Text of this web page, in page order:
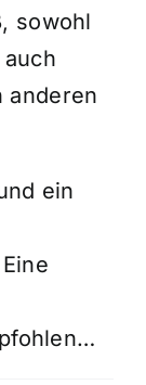
sowohl
anderen
ein